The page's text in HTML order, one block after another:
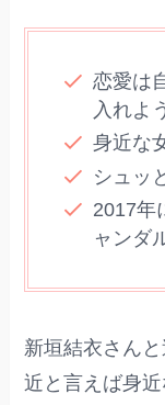
恋愛は
入れよ
身近な
シュッ
2017年
ャンダ
新垣結衣さん
近と言えば身